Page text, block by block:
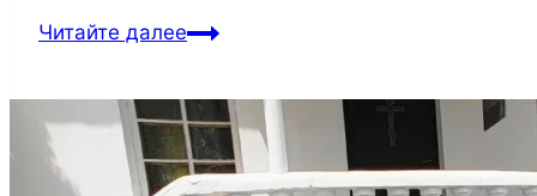
Читайте далее